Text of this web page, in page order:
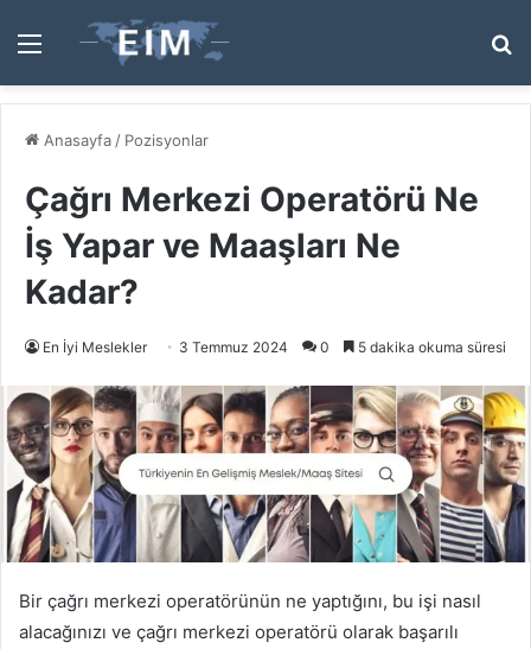
Menü
...
Anasayfa / Pozisyonlar
Çağrı Merkezi Operatörü Ne
İş Yapar ve Maaşları Ne
Kadar?
En İyi Meslekler 3 Temmuz 2024 0 5 dakika okuma süresi
Bir çağrı merkezi operatörünün ne yaptığını, bu işi nasıl
alacağınızı ve çağrı merkezi operatörü olarak başarılı